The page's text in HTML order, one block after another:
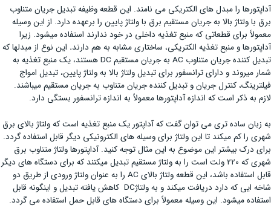
آداپتورها را مبدل های الکتریکی می نامند. این قطعه وظیفه تبدیل جریان متناوب
برق با ولتاژ بالا به جریان مستقیم برق با ولتاژ پایین را برعهده دارد. از این وسیله
معمولاً برای قطعاتی که منبع تغذیه داخلی در خود ندارند استفاده می­شود. زیرا
آداپتورها و منبع تغذیه الکتریکی، ساختاری مشابه به هم دارند. این نوع از مبدل­ها که
تبدیل کننده جریان متناوب AC به جریان مستقیم DC هستند، یک منبع تغذیه به
شمار می­روند و دارای ترانسفور برای تبدیل ولتاژ بالا به ولتاژ پایین، تبدیل امواج
فیلترینگ، کنترل جریان و تبدیل کننده جریان متناوب به جریان مستقیم می­باشند.
لازم به ذکر است که اندازه آداپتور­ها معمولاً به اندازه ترانسفور بستگی دارد.
به زبان ساده تری می توان گفت که آداپتور یک منبع تغذیه است که ولتاژ بالای برق
شهری را کم می­کند تا این ولتاژ برای وسیله های الکترونیکی دیگر قابل استفاده گردد.
برای درک بیشتر این موضوع به این مثال توجه کنید. آداپتورها ولتاژ متناوب برق
شهری که 220 ولت است را به ولتاژ مستقیم تبدیل می­کنند که برای دستگاه های دیگر
قابل استفاده باشد، این قطعه ولتاژ بالای AC را به عنوان ولتاژ ورودی از طریق دو
شاخه ایی که دارد دریافت می­کند و به ولتاژDC کاهش یافته تبدیل و اینگونه قابل
استفاده می­شود. این وسیله معمولاً برای دستگاه های قابل حمل استفاده می­ گردد.